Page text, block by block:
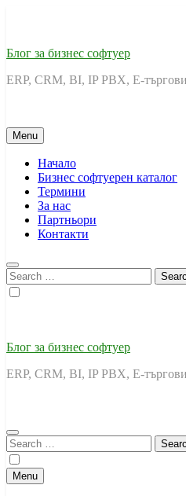
Блог за бизнес софтуер
ERP, CRM, BI, IP PBX, Е-
Menu
Начало
Бизнес софтуерен каталог
Термини
За нас
Партньори
Контакти
Search
for:
Блог за бизнес софтуер
ERP, CRM, BI, IP PBX, Е-
Search
for:
Menu